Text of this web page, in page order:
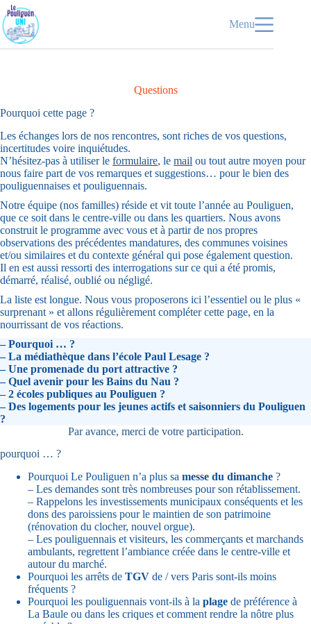
Passer
au
contenu
Menu
Questions
Pourquoi cette page ?
Les échanges lors de nos rencontres, sont riches de vos questions,
incertitudes voire inquiétudes.
N’hésitez-pas à utiliser le formulaire, le mail ou tout autre moyen pour
nous faire part de vos remarques et suggestions… pour le bien des
pouliguennaises et pouliguennais.
Notre équipe (nos familles) réside et vit toute l’année au Pouliguen,
que ce soit dans le centre-ville ou dans les quartiers. Nous avons
construit le programme avec vous et à partir de nos propres
observations des précédentes mandatures, des communes voisines
et/ou similaires et du contexte général qui pose également question.
Il en est aussi ressorti des interrogations sur ce qui a été promis,
démarré, réalisé, oublié ou négligé.
La liste est longue. Nous vous proposerons ici l’essentiel ou le plus «
surprenant » et allons régulièrement compléter cette page, en la
nourrissant de vos réactions.
– Pourquoi … ?
– La médiathèque dans l’école Paul Lesage ?
– Une promenade du port attractive ?
– Quel avenir pour les Bains du Nau ?
– 2 écoles publiques au Pouliguen ?
– Des logements pour les jeunes actifs et saisonniers du Pouliguen
?
Par avance, merci de votre participation.
pourquoi … ?
Pourquoi Le Pouliguen n’a plus sa messe du dimanche ?
– Les demandes sont très nombreuses pour son rétablissement.
– Rappelons les investissements municipaux conséquents et les
dons des paroissiens pour le maintien de son patrimoine
(rénovation du clocher, nouvel orgue).
– Les pouliguennais et visiteurs, les commerçants et marchands
ambulants, regrettent l’ambiance créée dans le centre-ville et
autour du marché.
Pourquoi les arrêts de TGV de / vers Paris sont-ils moins
fréquents ?
Pourquoi les pouliguennais vont-ils à la plage de préférence à
La Baule ou dans les criques et comment rendre la nôtre plus